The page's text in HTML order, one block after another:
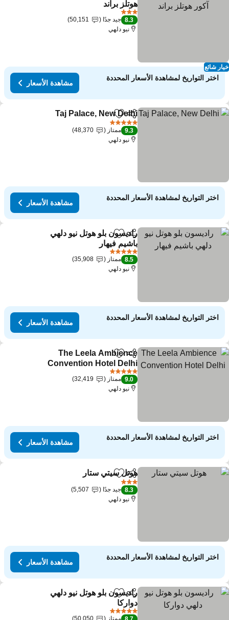
شائع
هوتلز براند
8.3 جيد جدًا
50,151
نيو دلهي
اختر التواريخ لمشاهدة الأسعار المحددة
مشاهدة الأسعار
مشاركةAdd to favorites
Taj Palace, New Delhi
9.3 ممتاز
48,370
نيو دلهي
اختر التواريخ لمشاهدة الأسعار المحددة
مشاهدة الأسعار
مشاركةAdd to favorites
راديسون بلو هوتل نيو دلهي
باشيم فيهار
8.5 ممتاز
35,908
نيو دلهي
اختر التواريخ لمشاهدة الأسعار المحددة
مشاهدة الأسعار
مشاركةAdd to favorites
The Leela Ambience
Convention Hotel Delhi
9.0 ممتاز
32,419
نيو دلهي
اختر التواريخ لمشاهدة الأسعار المحددة
مشاهدة الأسعار
مشاركةAdd to favorites
هوتل سيتي ستار
8.3 جيد جدًا
5,507
نيو دلهي
اختر التواريخ لمشاهدة الأسعار المحددة
مشاهدة الأسعار
مشاركةAdd to favorites
راديسون بلو هوتل نيو دلهي
دواركا
ممتاز
50,050